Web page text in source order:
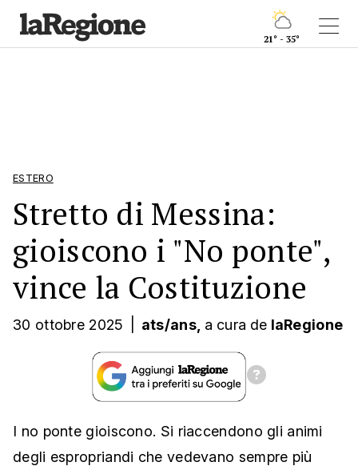
21° - 35°
ESTERO
Stretto di Messina:
gioiscono i "No ponte",
vince la Costituzione
30 ottobre 2025 ats/ans, a cura de laRegione
I no ponte gioiscono. Si riaccendono gli animi
degli espropriandi che vedevano sempre più